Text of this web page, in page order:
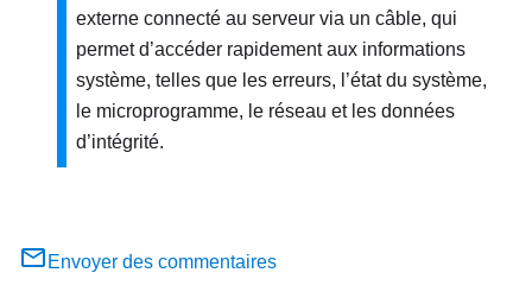
externe connecté au serveur via un câble, qui
permet d’accéder rapidement aux informations
système, telles que les erreurs, l’état du système,
le microprogramme, le réseau et les données
d’intégrité.
Envoyer des commentaires